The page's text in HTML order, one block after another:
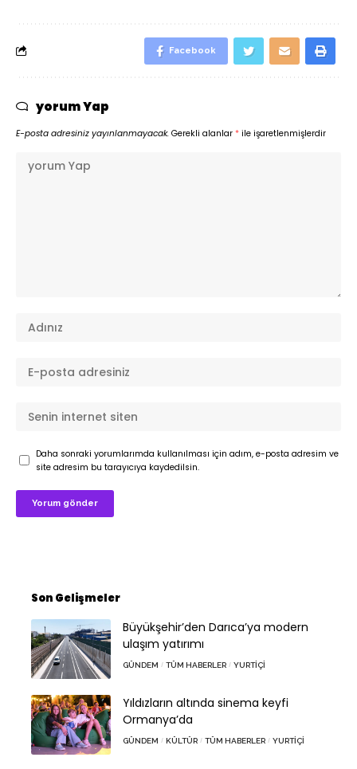
Facebook
yorum Yap
E-posta adresiniz yayınlanmayacak. Gerekli alanlar * ile işaretlenmişlerdir
Daha sonraki yorumlarımda kullanılması için adım, e-posta adresim ve
site adresim bu tarayıcıya kaydedilsin.
Son Gelişmeler
Büyükşehir’den Darıca’ya modern
ulaşım yatırımı
GÜNDEM TÜM HABERLER YURTIÇI
Yıldızların altında sinema keyfi
Ormanya’da
GÜNDEM KÜLTÜR TÜM HABERLER YURTIÇI